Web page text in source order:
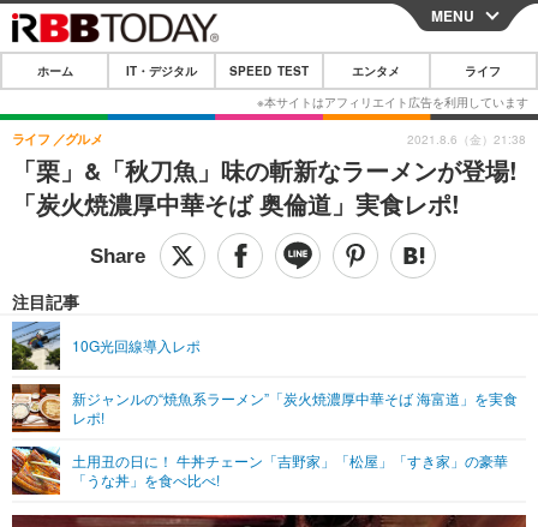
CLOSE
ホーム
IT・デジタル
IT・デジタルTOP スマートフォン
ショッピング その他
SPEED TEST
エンタメTOP 映画・ドラマ
グラビア
ショッピング その他
ライフTOP
リリース一覧
プッシュ通知の停止方法
MENU
ホーム IT・デジタル SPEED TEST エンタメ ライフ
「栗」&「秋刀魚」味の斬新なラーメンが登場!
「炭火焼濃厚中華そば 奥倫道」実食レポ!
ライフ グルメ
注目記事
10G光回線導入レポ
新ジャンルの“焼魚系ラーメン”「炭火焼濃厚中華そば 海富道」を実食
レポ!
土用丑の日に！ 牛丼チェーン「吉野家」「松屋」「すき家」の豪華
「うな丼」を食べ比べ!
2021.8.6（金）21:38